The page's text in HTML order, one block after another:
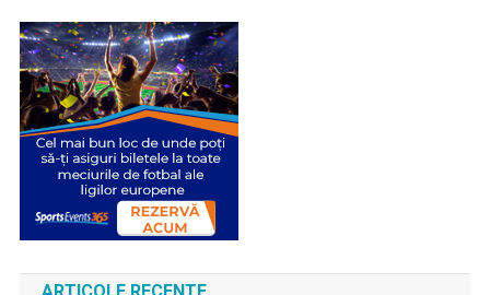
ARTICOLE RECENTE